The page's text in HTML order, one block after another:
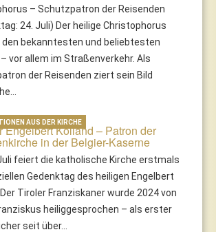
– Schutzpatron der Reisenden
24. Juli) Der heilige Christophorus
den bekanntesten und beliebtesten
– vor allem im Straßenverkehr. Als
der Reisenden ziert sein Bild
Engelbert Kolland – Patron der
in der Belgier-Kaserne
feiert die katholische Kirche erstmals
Gedenktag des heiligen Engelbert
Der Tiroler Franziskaner wurde 2024 von
heiliggesprochen – als erster
seit über…
AUS DER KIRCHE